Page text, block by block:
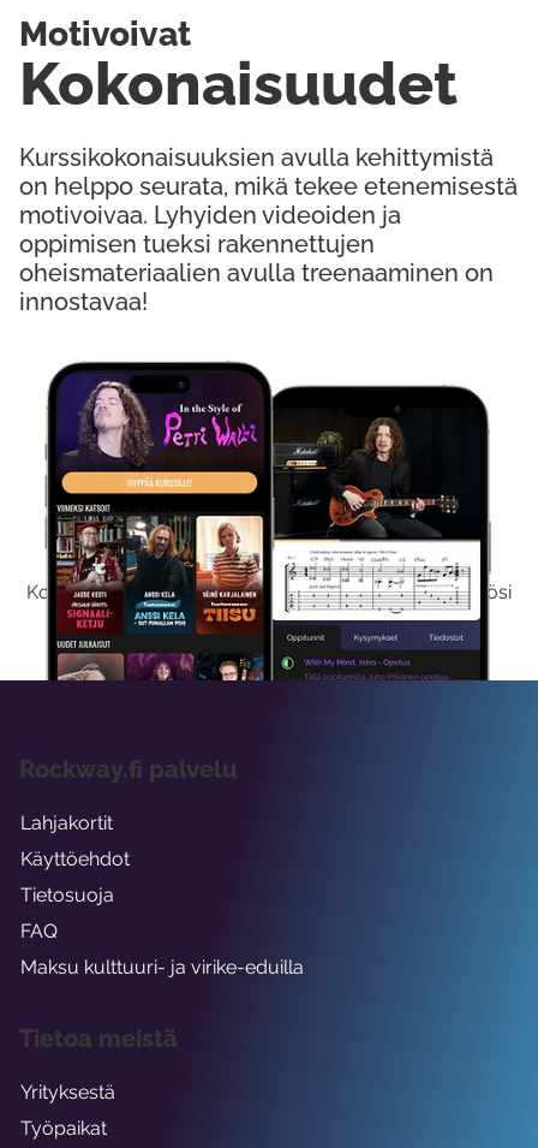
Kokeile Ilmaiseksi
Kokeilemalla ilmaiseksi saat koko sisältömme käyttöösi
viikon ajaksi.
Kurssikokonaisuuksien avulla kehittymistä
on helppo seurata, mikä tekee etenemisestä
motivoivaa. Lyhyiden videoiden ja
oppimisen tueksi rakennettujen
oheismateriaalien avulla treenaaminen on
innostavaa!
Kokonaisuudet
Motivoivat
Rockway.fi palvelu
Lahjakortit
Käyttöehdot
Tietosuoja
FAQ
Maksu kulttuuri- ja virike-eduilla
Tietoa meistä
Yrityksestä
Työpaikat